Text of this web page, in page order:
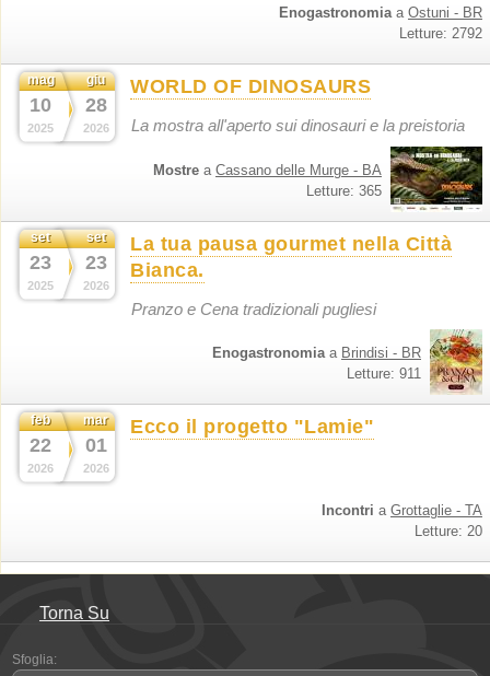
Enogastronomiaa Ostuni - BR
Letture: 2792
mag
10
2025
giu
28
2026
WORLD OF DINOSAURS
La mostra all'aperto sui dinosauri e la preistoria
Mostre a Cassano delle Murge - BA
Letture: 365
set
23
2025
set
23
2026
La tua pausa gourmet nella Città
Bianca.
Pranzo e Cena tradizionali pugliesi
Enogastronomiaa Brindisi - BR
Letture: 911
feb
22
2026
mar
01
2026
Ecco il progetto "Lamie"
Incontri a Grottaglie - TA
Letture: 20
Torna Su
Sfoglia: